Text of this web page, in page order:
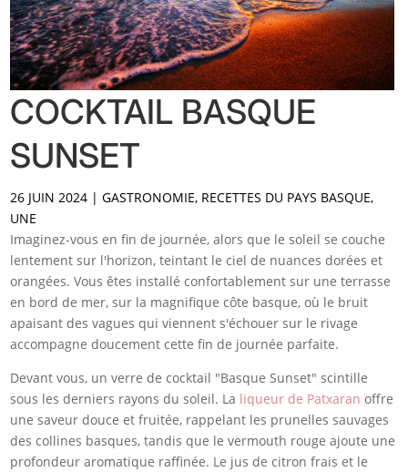
COCKTAIL BASQUE
SUNSET
26 JUIN 2024 |GASTRONOMIE, RECETTES DU PAYS BASQUE,
UNE
Imaginez-vous en fin de journée, alors que le soleil se couche
lentement sur l'horizon, teintant le ciel de nuances dorées et
orangées. Vous êtes installé confortablement sur une terrasse
en bord de mer, sur la magnifique côte basque, où le bruit
apaisant des vagues qui viennent s'échouer sur le rivage
accompagne doucement cette fin de journée parfaite.
Devant vous, un verre de cocktail "Basque Sunset" scintille
sous les derniers rayons du soleil. La liqueur de Patxaran offre
une saveur douce et fruitée, rappelant les prunelles sauvages
des collines basques, tandis que le vermouth rouge ajoute une
profondeur aromatique raffinée. Le jus de citron frais et le